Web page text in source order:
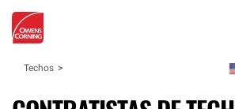
Techos